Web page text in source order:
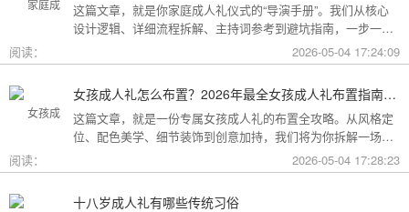
这篇文章，就是你家庭成人礼仪式的“导演手册”。我们从核心
设计逻辑、详细流程拆解、主持词参考到避坑指南，一步一步
帮你在家里，为18岁的孩子完成一场笑泪交织、铭记终生的成
年加冕。
阅读： 2026-05-04 17:24:09
女孩成人礼怎么布置？2026年最全女孩成人礼布置指南：从梦幻公主风到酷飒个性范，打造专属她的成年盛典
这篇文章，就是一份专属女孩成人礼的布置全攻略。从风格定
位、配色美学、细节装饰到创意加持，我们将为你拆解一场值
得她铭记一生的成人礼，究竟该如何打造。
阅读： 2026-05-04 17:28:23
十八岁成人礼有哪些传统习俗